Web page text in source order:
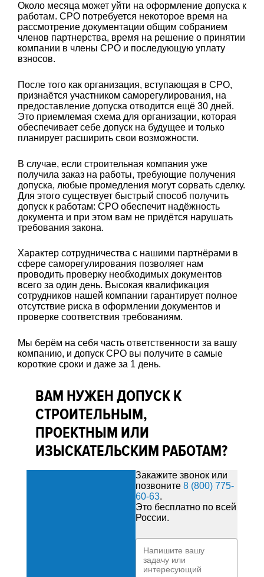
Около месяца может уйти на оформление допуска к
работам. СРО потребуется некоторое время на
рассмотрение документации общим собранием
членов партнерства, время на решение о принятии
компании в члены СРО и последующую уплату
взносов.
После того как организация, вступающая в СРО,
признаётся участником саморегулирования, на
предоставление допуска отводится ещё 30 дней.
Это приемлемая схема для организации, которая
обеспечивает себе допуск на будущее и только
планирует расширить свои возможности.
В случае, если строительная компания уже
получила заказ на работы, требующие получения
допуска, любые промедления могут сорвать сделку.
Для этого существует быстрый способ получить
допуск к работам: СРО обеспечит надёжность
документа и при этом вам не придётся нарушать
требования закона.
Характер сотрудничества с нашими партнёрами в
сфере саморегулирования позволяет нам
проводить проверку необходимых документов
всего за один день. Высокая квалификация
сотрудников нашей компании гарантирует полное
отсутствие риска в оформлении документов и
проверке соответствия требованиям.
Мы берём на себя часть ответственности за вашу
компанию, и допуск СРО вы получите в самые
короткие сроки и даже за 1 день.
ВАМ НУЖЕН ДОПУСК К
СТРОИТЕЛЬНЫМ,
ПРОЕКТНЫМ ИЛИ
ИЗЫСКАТЕЛЬСКИМ РАБОТАМ?
Закажите звонок или
позвоните 8 (800) 775-
60-63.
Это бесплатно по всей
России.